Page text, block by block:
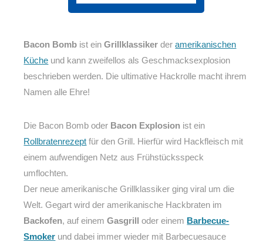
Bacon Bomb ist einGrillklassiker deramerikanischen
Küche und kann zweifellos als Geschmacksexplosion
beschrieben werden. Die ultimative Hackrolle macht ihrem
Namen alle Ehre!
Die Bacon Bomb oder Bacon Explosion ist ein
Rollbratenrezept für den Grill. Hierfür wird Hackfleisch mit
einem aufwendigen Netz aus Frühstücksspeck
umflochten.
Der neue amerikanische Grillklassiker ging viral um die
Welt. Gegart wird der amerikanische Hackbraten im
Backofen, auf einemGasgrill oder einem Barbecue-
Smoker und dabei immer wieder mit Barbecuesauce